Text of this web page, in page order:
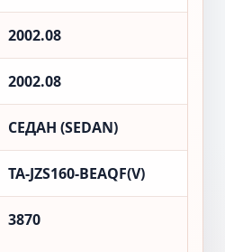
2002.08
2002.08
СЕДАН (SEDAN)
TA-JZS160-BEAQF(V)
3870